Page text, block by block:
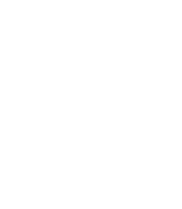
oder Zugriff auf Informationen auf einem Endgerät